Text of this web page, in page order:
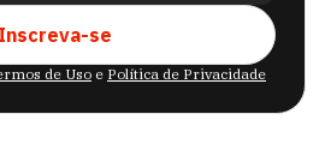
Inscreva-se
de Uso e Política de Privacidade